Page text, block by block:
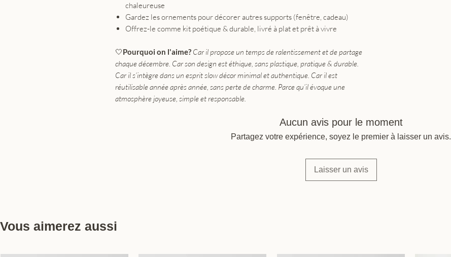
chaleureuse
Gardez les ornements pour décorer autres supports (fenêtre, cadeau)
Offrez-le comme kit poétique & durable, livré à plat et prêt à vivre
🤍Pourquoi on l'aime? Car il propose un temps de ralentissement et de partage
chaque décembre. Car son design est éthique, sans plastique, pratique & durable.
Car il s’intègre dans un esprit slow décor minimal et authentique. Car il est
réutilisable année après année, sans perte de charme. Parce qu’il évoque une
atmosphère joyeuse, simple et responsable.
Aucun avis pour le moment
Partagez votre expérience, soyez le premier à laisser un avis.
Laisser un avis
Vous aimerez aussi